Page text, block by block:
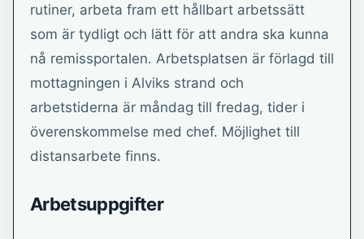
rutiner, arbeta fram ett hållbart arbetssätt
som är tydligt och lätt för att andra ska kunna
nå remissportalen. Arbetsplatsen är förlagd till
mottagningen i Alviks strand och
arbetstiderna är måndag till fredag, tider i
överenskommelse med chef. Möjlighet till
distansarbete finns.
Arbetsuppgifter